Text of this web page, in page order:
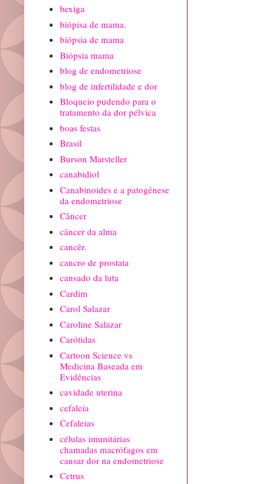
bexiga
biópisa de mama.
biópsia de mama
Biópsia mama
blog de endometriose
blog de infertilidade e dor
Bloqueio pudendo para o
tratamento da dor pélvica
boas festas
Brasil
Burson Marsteller
canabidiol
Canabinoides e a patogênese
da endometriose
Câncer
câncer da alma
cancêr.
cancro de prostata
cansado da luta
Cardim
Carol Salazar
Caroline Salazar
Carótidas
Cartoon Science vs
Medicina Baseada em
Evidências
cavidade uterina
cefaleia
Cefaleias
células imunitárias
chamadas macrófagos em
causar dor na endometriose
Cetrus